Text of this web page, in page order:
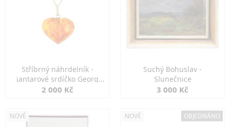
Stříbrný náhrdelník -
jantarové srdíčko Georg
Kramer
2 000 Kč
Suchý Bohuslav -
Slunečnice
3 000 Kč
NOVÉ NOVÉ OBJEDNÁNO